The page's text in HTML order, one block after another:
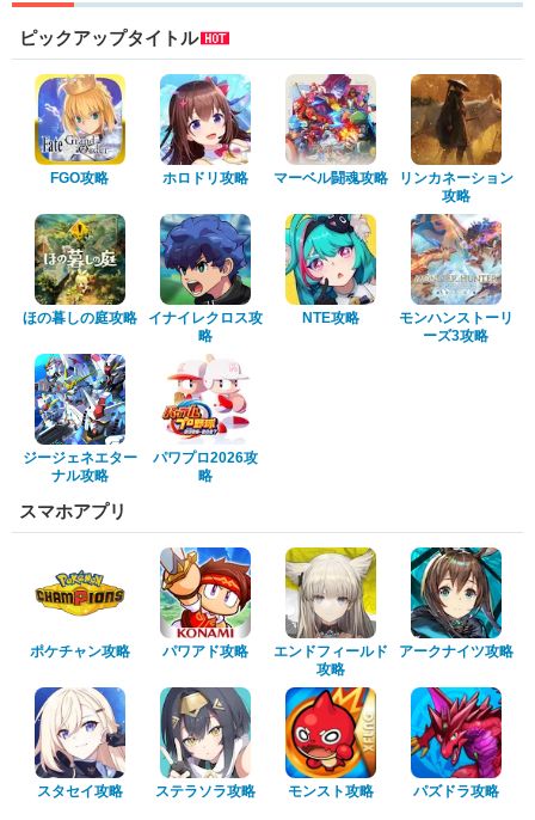
ピックアップタイトル
FGO攻略 ホロドリ攻略 マーベル闘魂攻略
リンカネーション
攻略
ほの暮しの庭攻略
イナイレクロス攻
略
NTE攻略
モンハンストーリ
ーズ3攻略
ジージェネエター
ナル攻略
パワプロ2026攻
略
スマホアプリ
ポケチャン攻略 パワアド攻略
エンドフィールド
攻略
アークナイツ攻略
スタセイ攻略 ステラソラ攻略 モンスト攻略 パズドラ攻略